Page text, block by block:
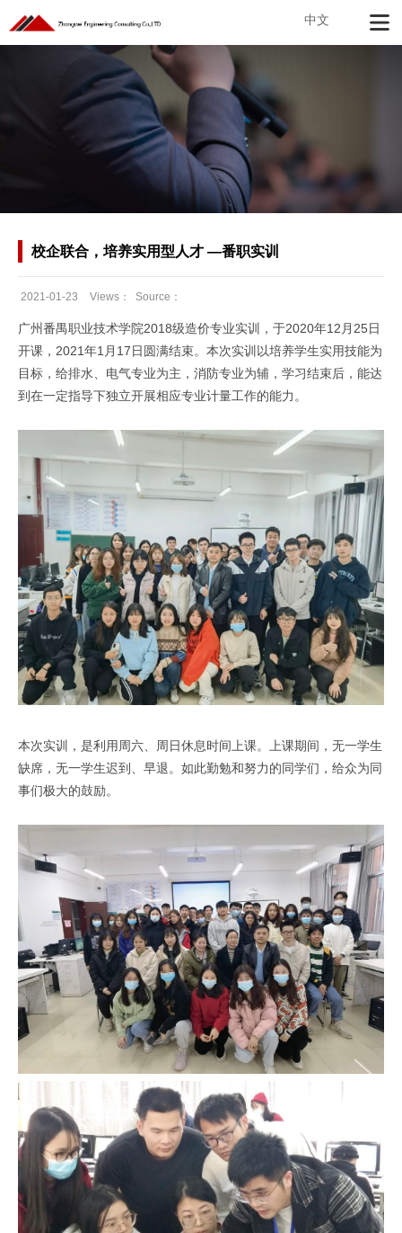
中文
校企联合，培养实用型人才 —番职实训
2021-01-23 Views： Source：
广州番禺职业技术学院2018级造价专业实训，于2020年12月25日
开课，2021年1月17日圆满结束。本次实训以培养学生实用技能为
目标，给排水、电气专业为主，消防专业为辅，学习结束后，能达
到在一定指导下独立开展相应专业计量工作的能力。
本次实训，是利用周六、周日休息时间上课。上课期间，无一学生
缺席，无一学生迟到、早退。如此勤勉和努力的同学们，给众为同
事们极大的鼓励。